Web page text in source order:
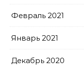
Февраль 2021
Январь 2021
Декабрь 2020